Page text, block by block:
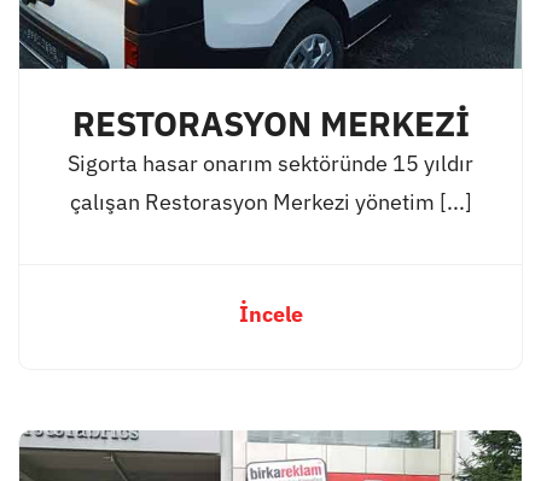
RESTORASYON MERKEZİ
Sigorta hasar onarım sektöründe 15 yıldır
çalışan Restorasyon Merkezi yönetim [...]
İncele